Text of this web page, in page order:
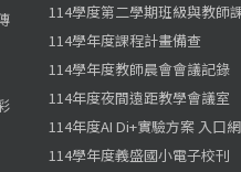
114學度第二學期班級與教師
114學年度課程計畫備查
114學年度教師晨會會議記錄
114年度夜間遠距教學會議室
114年度AI Di+實驗方案 入口
114學年度義盛國小電子校刊